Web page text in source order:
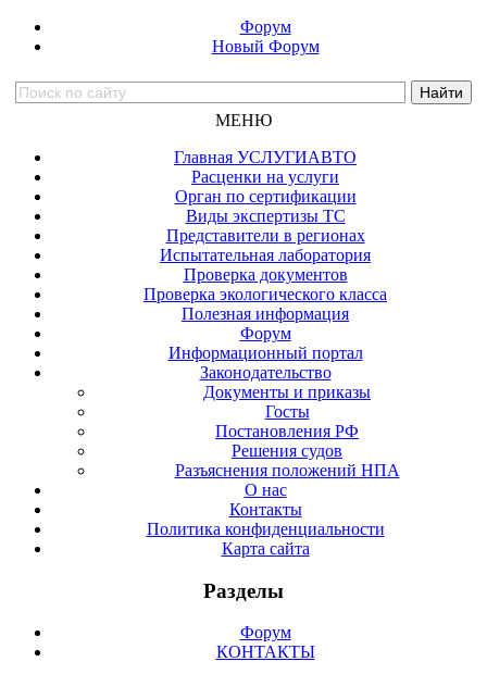
Форум
Новый Форум
МЕНЮ
Главная УСЛУГИАВТО
Расценки на услуги
Орган по сертификации
Виды экспертизы ТС
Представители в регионах
Испытательная лаборатория
Проверка документов
Проверка экологического класса
Полезная информация
Форум
Информационный портал
Законодательство
Документы и приказы
Госты
Постановления РФ
Решения судов
Разъяснения положений НПА
О нас
Контакты
Политика конфиденциальности
Карта сайта
Разделы
Форум
КОНТАКТЫ